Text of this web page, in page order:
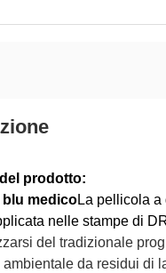
prodotto:
blu medicoLa pellicola a
nelle stampe di
del tradizionale
ambientale da residui di